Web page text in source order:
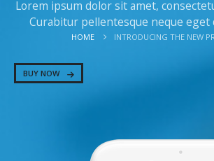
Lorem ipsum dolor sit amet,
Curabitur pellentesque neque eget
HOME INTRODUCING THE NEW
BUY NOW